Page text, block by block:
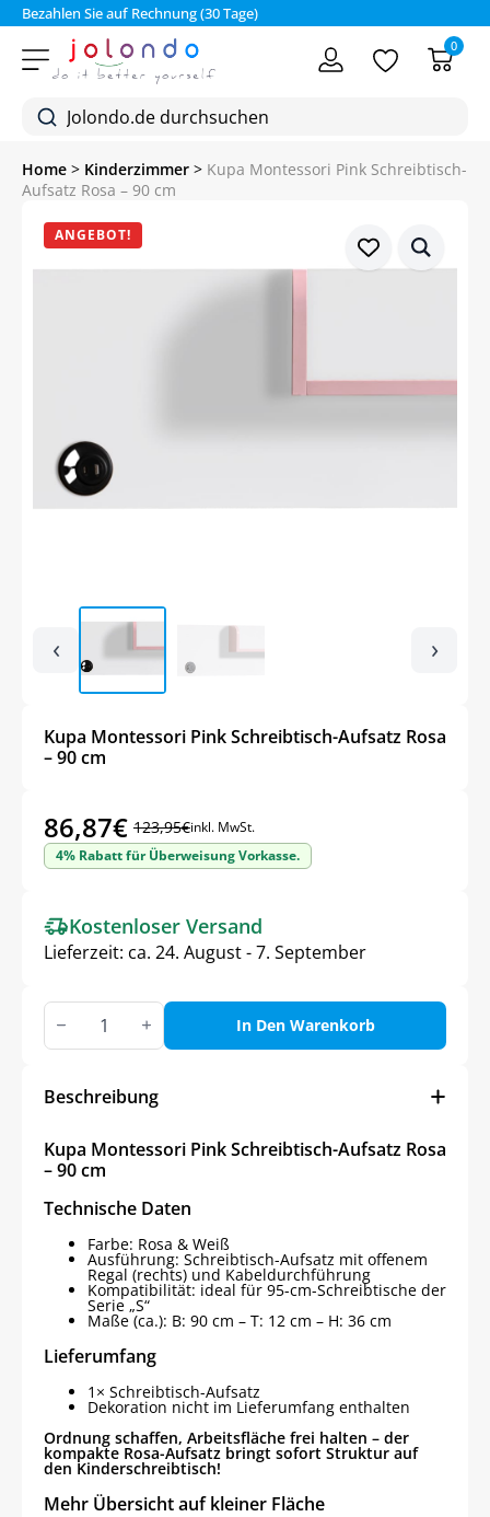
Bezahlen Sie auf Rechnung (30 Tage)
0
Home > Kinderzimmer > Kupa Montessori Pink Schreibtisch-
Aufsatz Rosa – 90 cm
ANGEBOT!
‹ ›
Kupa Montessori Pink Schreibtisch-Aufsatz Rosa
– 90 cm
123,95€
Ursprünglicher
Preis
123,95€
86,87€
Aktueller
Preis
86,87€.
inkl. MwSt.
4% Rabatt für Überweisung Vorkasse.
Kostenloser Versand
Lieferzeit: ca. 24. August - 7. September
Kupa
Montessori
Pink
Rosa
cm
Menge
In Den Warenkorb
Beschreibung
Kupa Montessori Pink Schreibtisch-Aufsatz Rosa
– 90 cm
Technische Daten
Farbe: Rosa & Weiß
Ausführung: Schreibtisch-Aufsatz mit offenem
Regal (rechts) und Kabeldurchführung
Kompatibilität: ideal für 95-cm-Schreibtische der
Serie „S“
Maße (ca.): B: 90 cm – T: 12 cm – H: 36 cm
Lieferumfang
1× Schreibtisch-Aufsatz
Dekoration nicht im Lieferumfang enthalten
Ordnung schaffen, Arbeitsfläche frei halten – der
kompakte Rosa-Aufsatz bringt sofort Struktur auf
den Kinderschreibtisch!
Mehr Übersicht auf kleiner Fläche